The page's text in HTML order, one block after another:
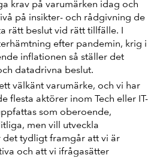
krav på varumärken idag och
på insikter- och rådgivning de
rätt beslut vid rätt tillfälle. I
efter pandemin, krig i
inflationen så ställer det
datadrivna beslut.
välkänt varumärke, och vi har
flesta aktörer inom Tech eller IT-
som oberoende,
men vill utveckla
det tydligt framgår att vi är
och att vi ifrågasätter